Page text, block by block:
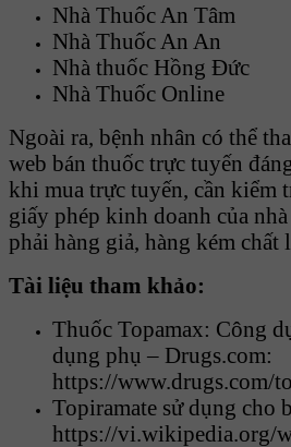
Nhà Thuốc An Tâm
Nhà Thuốc An An
Nhà thuốc Hồng Đức
Nhà Thuốc Online
Ngoài ra, bệnh nhân có thể
web bán thuốc trực tuyến
khi mua trực tuyến, cần kiểm
giấy phép kinh doanh của
phải hàng giả, hàng kém chất
Tài liệu tham khảo:
Thuốc Topamax: Công
dụng phụ – Drugs.com:
https://www.drugs.com/
Topiramate sử dụng cho
https://vi.wikipedia.org/